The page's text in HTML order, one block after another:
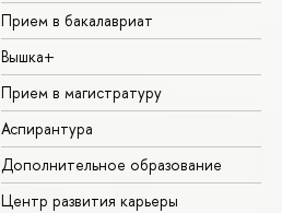
Прием в бакалавриат
Вышка+
Прием в магистратуру
Аспирантура
Дополнительное образование
Центр развития карьеры